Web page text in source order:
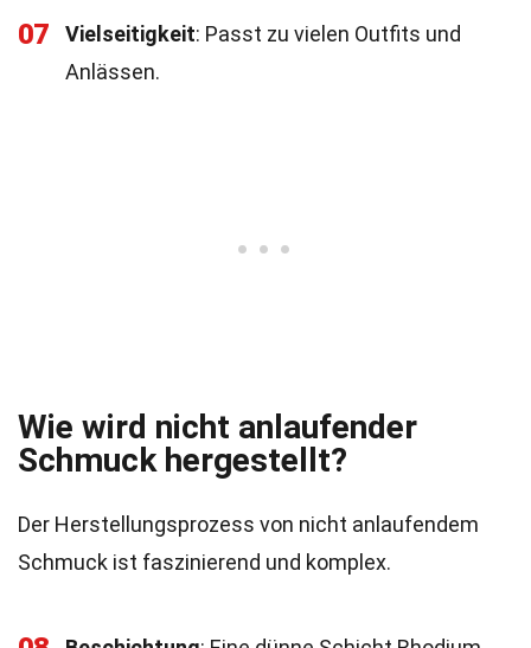
07 Vielseitigkeit: Passt zu vielen Outfits und
Anlässen.
Wie wird nicht anlaufender
Schmuck hergestellt?
Der Herstellungsprozess von nicht anlaufendem
Schmuck ist faszinierend und komplex.